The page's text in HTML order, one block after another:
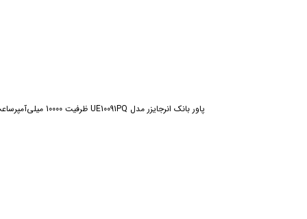
پاور بانک انرجایزر مدل UE10091PQ ظرفیت 10000 میلی‌آمپرساعت